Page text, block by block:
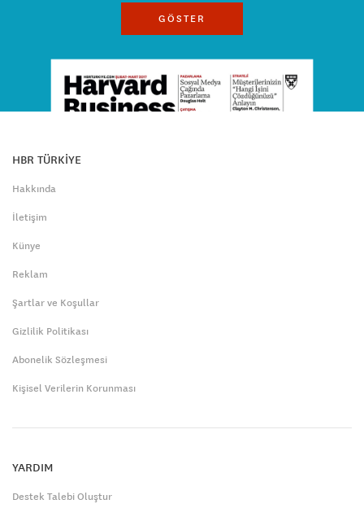
GÖSTER
HBR TÜRKİYE
Hakkında
İletişim
Künye
Reklam
Şartlar ve Koşullar
Gizlilik Politikası
Abonelik Sözleşmesi
Kişisel Verilerin Korunması
YARDIM
Destek Talebi Oluştur